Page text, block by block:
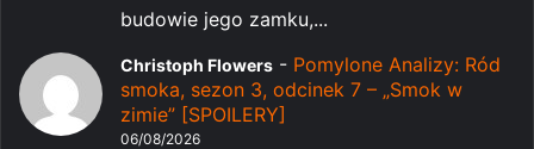
budowie jego zamku,...
Christoph Flowers - Pomylone Analizy: Ród
smoka, sezon 3, odcinek 7 – „Smok w
zimie” [SPOILERY]
06/08/2026